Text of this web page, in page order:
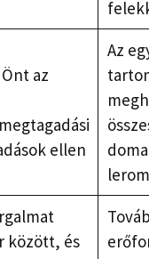
az
ellen
Az
között, és